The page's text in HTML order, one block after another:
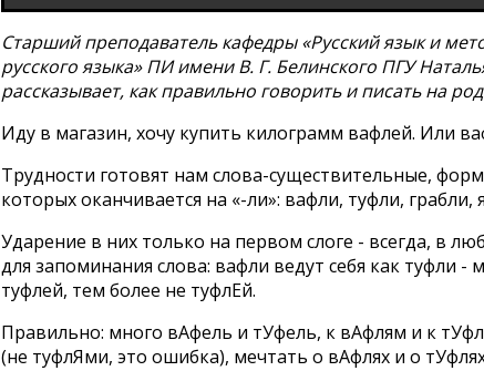
Старший преподаватель кафедры «Русский язык и
русского языка» ПИ имени В. Г. Белинского ПГУ
рассказывает, как правильно говорить и писать на
Иду в магазин, хочу купить килограмм вафлей. Или
Трудности готовят нам слова-существительные,
которых оканчивается на «-ли»: вафли, туфли, грабли,
Ударение в них только на первом слоге - всегда, в
для запоминания слова: вафли ведут себя как туфли -
туфлей, тем более не туфлЕй.
Правильно: много вАфель и тУфель, к вАфлям и к
(не туфлЯми, это ошибка), мечтать о вАфлях и о